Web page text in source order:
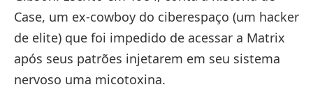
Case, um ex-cowboy do ciberespaço (um hacker
de elite) que foi impedido de acessar a Matrix
após seus patrões injetarem em seu sistema
nervoso uma micotoxina.